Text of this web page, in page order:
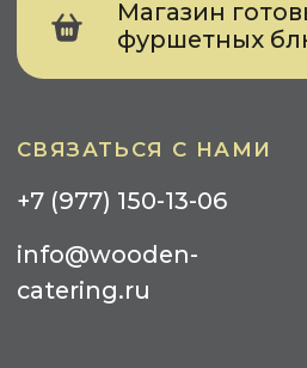
День Рождения
Свадьба
Вечеринка
КЕЙТЕРИНГ ДЛЯ ЧАСТНЫХ ЛИЦ
УСЛУГИ
Фуршеты
Банкеты
Кофе-Брейк